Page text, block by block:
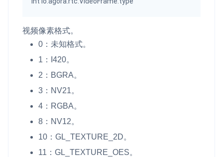
视频像素格式。
0：未知格式。
1：I420。
2：BGRA。
3：NV21。
4：RGBA。
8：NV12。
10：GL_TEXTURE_2D。
11：GL_TEXTURE_OES。